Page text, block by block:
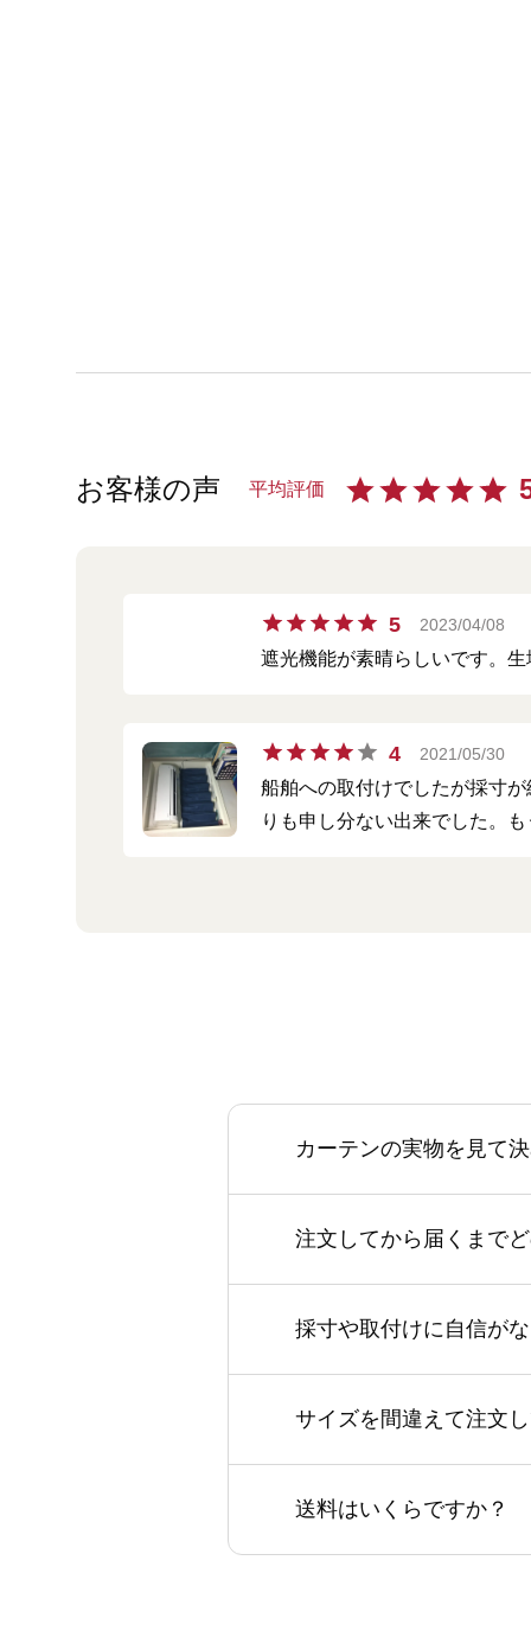
お客様の声 平均評価
5 2023/04/08
遮光機能が素晴らしいです。
4 2021/05/30
船舶への取付けでしたが採寸
りも申し分ない出来でした。
カーテンの実物を見て
注文してから届くまで
採寸や取付けに自信が
サイズを間違えて注文
送料はいくらですか？